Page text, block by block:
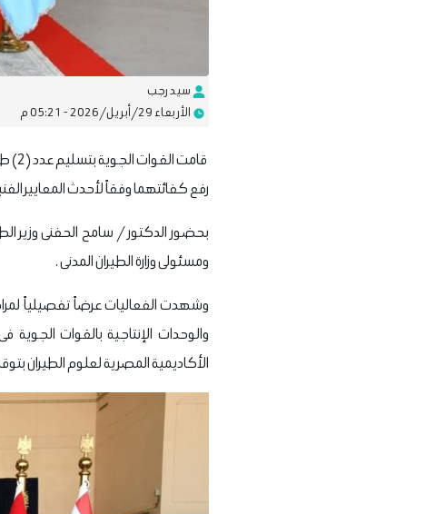
سيد رجب
الأربعاء 29/أبريل/2026 - 05:21 م
رفع كفائتهما وفقاً لأحدث المعايير
بحضور الدكتور / سامح الحفنى وزير
ومسئولى وزارة الطيران المدنى .
وشهدت الفعاليات عرضاً تفصيلياً
والوحدات الإنتاجية بالقوات
الأكاديمية المصرية لعلوم الطيران